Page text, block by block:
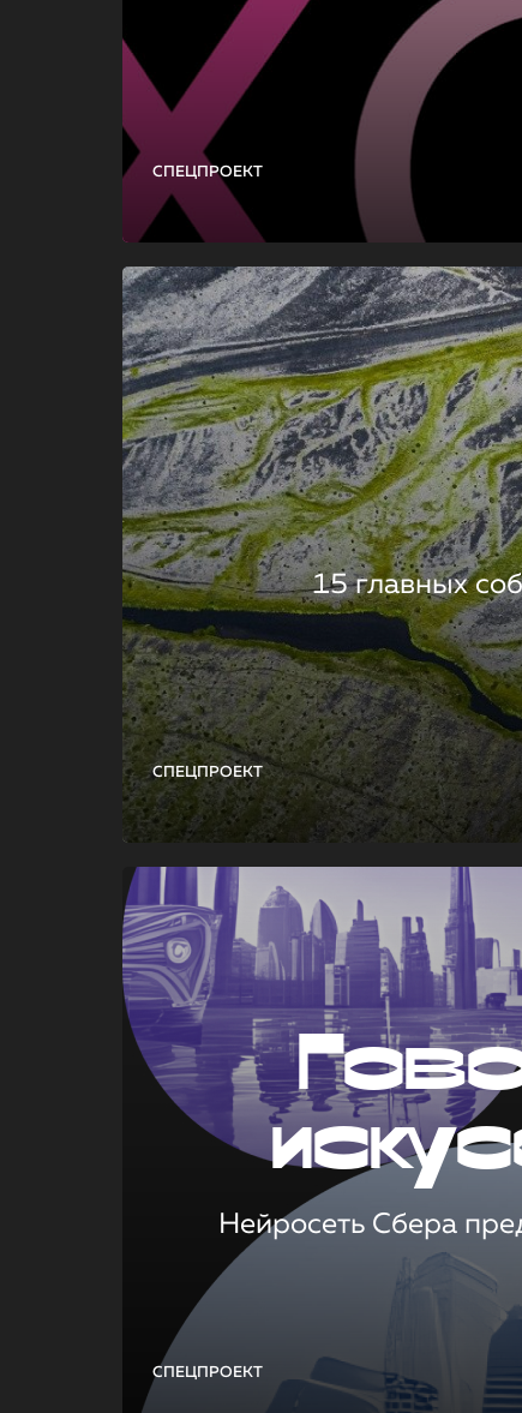
СПЕЦПРОЕКТ
СПЕЦПРОЕКТ
15 главных
СПЕЦПРОЕКТ
Нейросеть Сбера